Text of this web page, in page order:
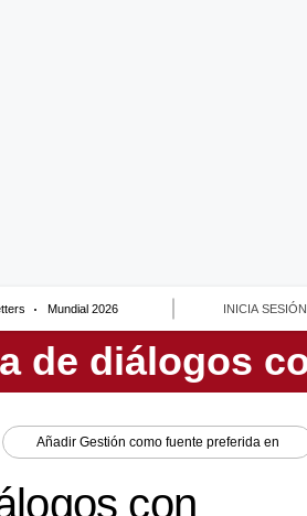
Mundial 2026 INICIA SESIÓN
Añadir Gestión como fuente preferida en
con